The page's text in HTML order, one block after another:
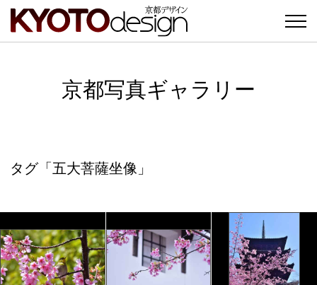
京都写真ギャラリー
タグ「五大菩薩坐像」